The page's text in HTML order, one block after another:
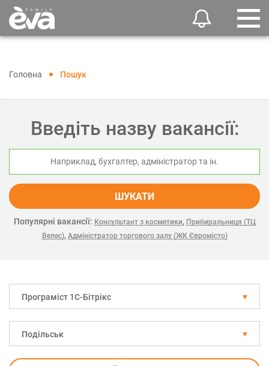
Головна Пошук
Введіть назву вакансії:
ШУКАТИ
Популярні вакансії: Консультант з косметики, Прибиральниця (ТЦ
Велес), Адміністратор торгового залу (ЖК Євромісто)
Програміст 1С-Бітрікс
Подільськ